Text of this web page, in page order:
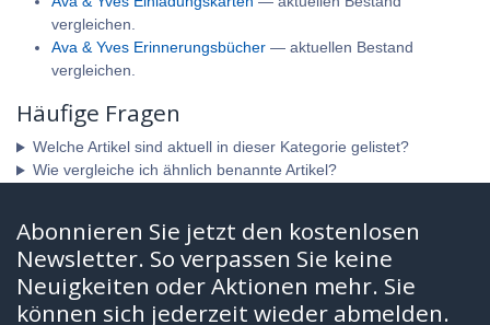
vergleichen.
Ava & Yves Erinnerungsbücher — aktuellen Bestand
vergleichen.
Häufige Fragen
Welche Artikel sind aktuell in dieser Kategorie gelistet?
Wie vergleiche ich ähnlich benannte Artikel?
Abonnieren Sie jetzt den kostenlosen
Newsletter. So verpassen Sie keine
Neuigkeiten oder Aktionen mehr. Sie
können sich jederzeit wieder abmelden.